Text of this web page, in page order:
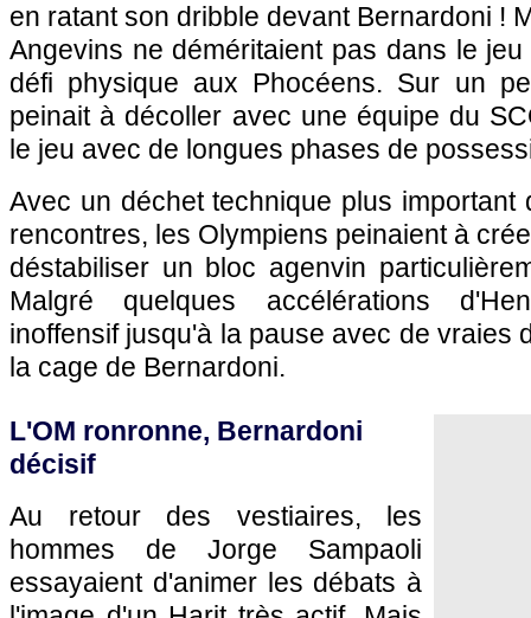
en ratant son dribble devant Bernardoni !
Angevins ne déméritaient pas dans le
défi physique aux Phocéens. Sur un
peinait à décoller avec une équipe du
le jeu avec de longues phases de
Avec un déchet technique plus important
rencontres, les Olympiens peinaient à
déstabiliser un bloc agenvin
Malgré quelques accélérations
inoffensif jusqu'à la pause avec de vraies
la cage de Bernardoni.
L'OM ronronne, Bernardoni
décisif
Au retour des vestiaires, les
hommes de Jorge Sampaoli
essayaient d'animer les débats à